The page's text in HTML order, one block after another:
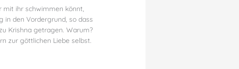
mit ihr schwimmen könnt,
in den Vordergrund, so dass
Krishna getragen. Warum?
zur göttlichen Liebe selbst.